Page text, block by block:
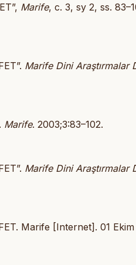
Marife, c. 3, sy 2, ss.
Marife Dini Araştırmalar
Marife. 2003;3:83–102.
Marife Dini Araştırmalar
Marife [Internet]. 01